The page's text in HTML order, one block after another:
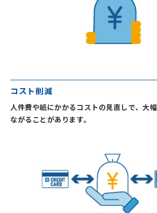
コスト削減
人件費や紙にかかるコストの見直しで、大
ながることがあります。